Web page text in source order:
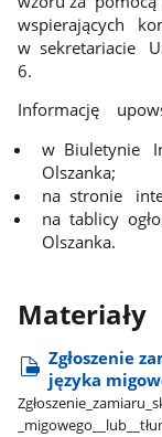
wspierających
w sekretariacie
6.
Informację
w Biuletynie
Olszanka;
na stronie
na tablicy
Olszanka.
Materiały
Zgłoszenie
języka